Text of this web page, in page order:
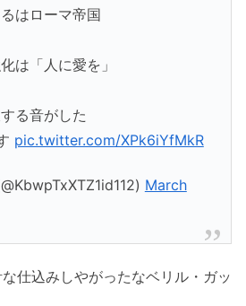
はローマ帝国
は「人に愛を」
る音がした
pic.twitter.com/XPk6iYfMkR
March
仕込みしやがったなベリル・ガッ